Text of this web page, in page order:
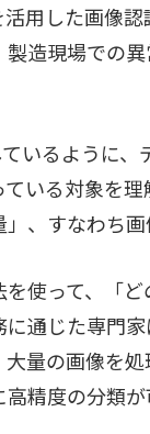
用した画像
造現場での
いるように
いる対象を
、すなわち
使って、「
通じた専門
量の画像を
精度の分類が